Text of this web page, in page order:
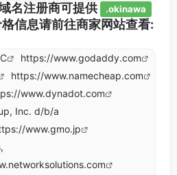
名注册商可提供 .okinawa
信息请前往商家网站查看:
https://www.godaddy.com
https://www.namecheap.com
www.dynadot.com
Inc. d/b/a
www.gmo.jp